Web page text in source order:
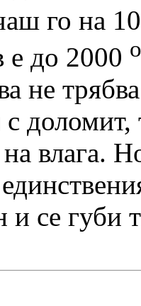
го на
е до 2000 о
не
доломит,
влага.
и се губи